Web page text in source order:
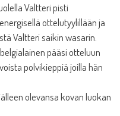
Valtteri pisti
ottelutyylillään ja
Valtteri saikin wasarin.
pääsi otteluun
polvikieppiä joilla hän
olevansa kovan luokan